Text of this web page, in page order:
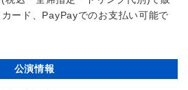
ード、PayPayでのお支払い可能で
公演情報